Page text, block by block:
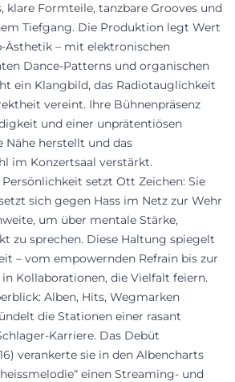
klare Formteile, tanzbare Grooves und
Tiefgang. Die Produktion legt Wert
Ästhetik – mit elektronischen
Dance-Patterns und organischen
ein Klangbild, das Radiotauglichkeit
vereint. Ihre Bühnenpräsenz
und einer unprätentiösen
herstellt und das
im Konzertsaal verstärkt.
setzt Ott Zeichen: Sie
sich gegen Hass im Netz zur Wehr
um über mentale Stärke,
zu sprechen. Diese Haltung spiegelt
– vom empowernden Refrain bis zur
in Kollaborationen, die Vielfalt feiern.
Alben, Hits, Wegmarken
die Stationen einer rasant
Karriere. Das Debüt
verankerte sie in den Albencharts
einen Streaming- und